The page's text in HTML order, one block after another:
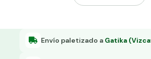
Envío paletizado a Gatika